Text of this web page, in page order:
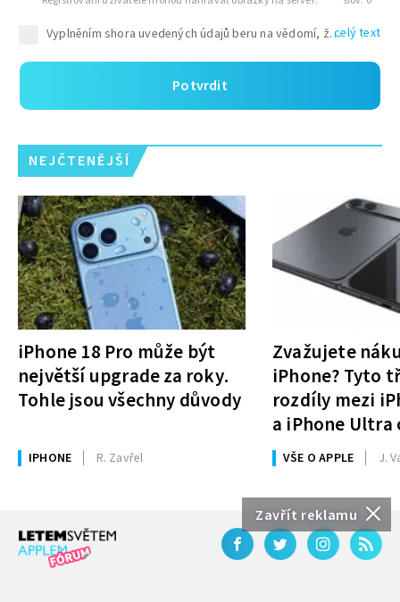
Zavřít reklamu
celý text
Potvrdit
NEJČTENĚJŠÍ
iPhone 18 Pro může být
největší upgrade za roky.
Tohle jsou všechny důvody
IPHONE R. Zavřel
Zvažujete
iPhone? Tyto
rozdíly mezi
a iPhone Ultra
rozhodnutí
VŠE O APPLE J.